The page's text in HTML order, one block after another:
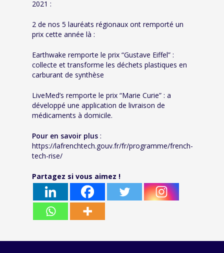
2021 :
2 de nos 5 lauréats régionaux ont remporté un
prix cette année là :
Earthwake remporte le prix “Gustave Eiffel” :
collecte et transforme les déchets plastiques en
carburant de synthèse
LiveMed’s remporte le prix “Marie Curie” : a
développé une application de livraison de
médicaments à domicile.
Pour en savoir plus :
https://lafrenchtech.gouv.fr/fr/programme/french-
tech-rise/
Partagez si vous aimez !